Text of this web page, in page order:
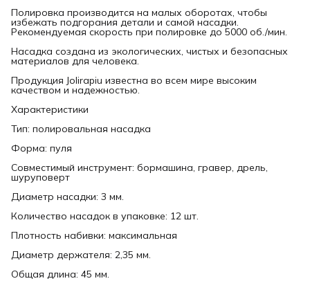
Полировка производится на малых оборотах, чтобы
избежать подгорания детали и самой насадки.
Рекомендуемая скорость при полировке до 5000 об./мин.
Насадка создана из экологических, чистых и безопасных
материалов для человека.
Продукция Jolirapiu известна во всем мире высоким
качеством и надежностью.
Характеристики
Тип: полировальная насадка
Форма: пуля
Совместимый инструмент: бормашина, гравер, дрель,
шуруповерт
Диаметр насадки: 3 мм.
Количество насадок в упаковке: 12 шт.
Плотность набивки: максимальная
Диаметр держателя: 2,35 мм.
Общая длина: 45 мм.